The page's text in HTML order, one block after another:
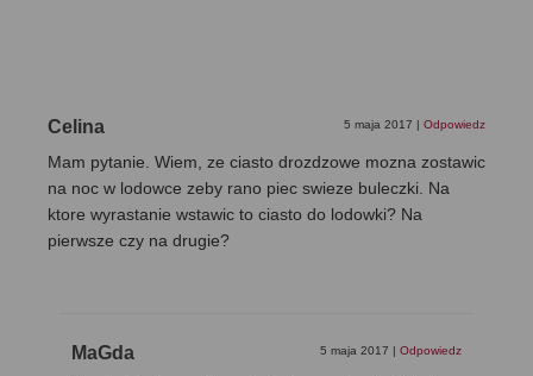
Celina 5 maja 2017 | Odpowiedz
Mam pytanie. Wiem, ze ciasto drozdzowe mozna zostawic
na noc w lodowce zeby rano piec swieze buleczki. Na
ktore wyrastanie wstawic to ciasto do lodowki? Na
pierwsze czy na drugie?
MaGda 5 maja 2017 | Odpowiedz